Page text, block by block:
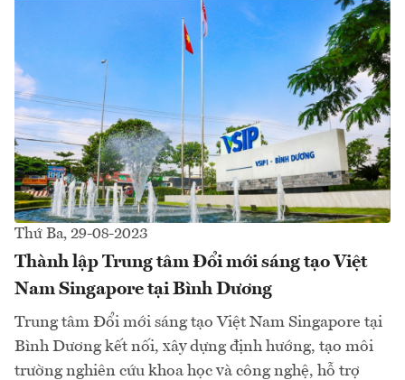
Thứ Ba, 29-08-2023
Thành lập Trung tâm Đổi mới sáng tạo Việt
Nam Singapore tại Bình Dương
Trung tâm Đổi mới sáng tạo Việt Nam Singapore tại
Bình Dương kết nối, xây dựng định hướng, tạo môi
trường nghiên cứu khoa học và công nghệ, hỗ trợ